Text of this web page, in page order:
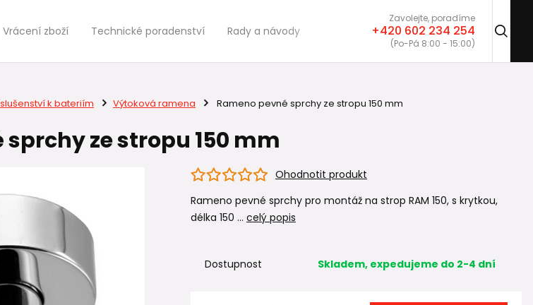
Vrácení zboží Technické poradenství Rady a návody
Zavolejte, poradíme
+420 602 234 254
(Po-Pá 8:00 - 15:00)
k bateriím Výtoková ramena Rameno pevné sprchy ze stropu 150 mm
ze stropu 150 mm
Ohodnotit produkt
Rameno pevné sprchy pro montáž na strop RAM 150, s krytkou,
délka 150 ... celý popis
Dostupnost Skladem, expedujeme do 2-4 dní